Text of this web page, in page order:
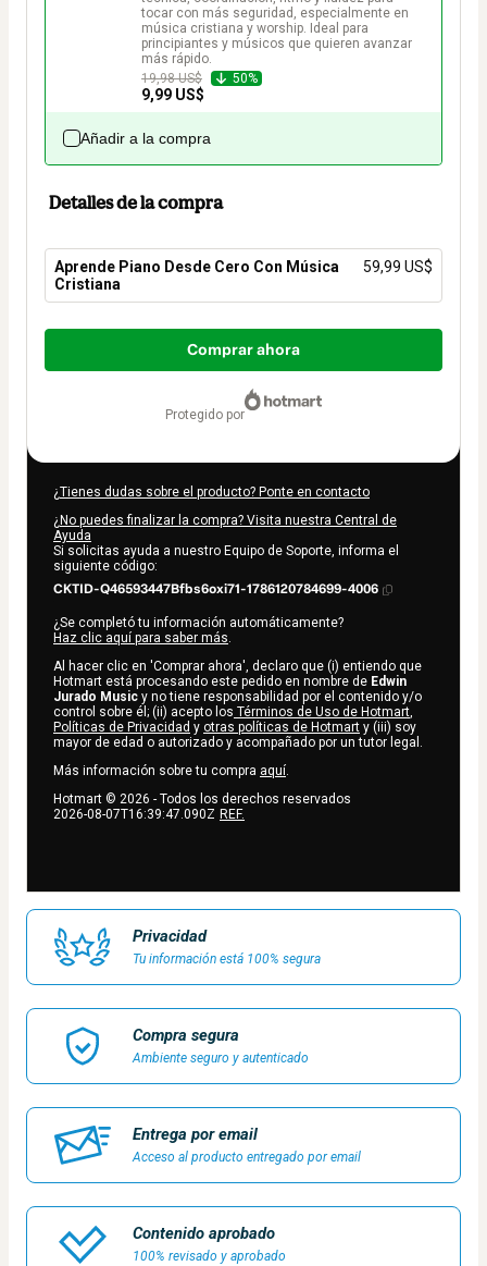
tocar con más seguridad, especialmente en
música cristiana y worship. Ideal para
principiantes y músicos que quieren avanzar
más rápido.
19,98 US$
50%
9,99 US$
Añadir a la compra
Detalles de la compra
Aprende Piano Desde Cero Con Música
Cristiana
59,99 US$
Total
59,99 US$
Comprar ahora
protegido por
¿Tienes dudas sobre el producto? Ponte en contacto
¿No puedes finalizar la compra? Visita nuestra Central de
Ayuda
Si solicitas ayuda a nuestro Equipo de Soporte, informa el
siguiente código:
CKTID-Q46593447Bfbs6oxi71-1786120784699-4006
¿Se completó tu información automáticamente?
Haz clic aquí para saber más.
Al hacer clic en 'Comprar ahora', declaro que (i) entiendo que
Hotmart está procesando este pedido en nombre de Edwin
Jurado Music y no tiene responsabilidad por el contenido y/o
control sobre él; (ii) acepto los Términos de Uso de Hotmart,
Políticas de Privacidad y otras políticas de Hotmart y (iii) soy
mayor de edad o autorizado y acompañado por un tutor legal.
Más información sobre tu compra aquí.
Hotmart © 2026 - Todos los derechos reservados
2026-08-07T16:39:47.090Z REF.
Privacidad
Tu información está 100% segura
Compra segura
Ambiente seguro y autenticado
Entrega por email
Acceso al producto entregado por email
Contenido aprobado
100% revisado y aprobado